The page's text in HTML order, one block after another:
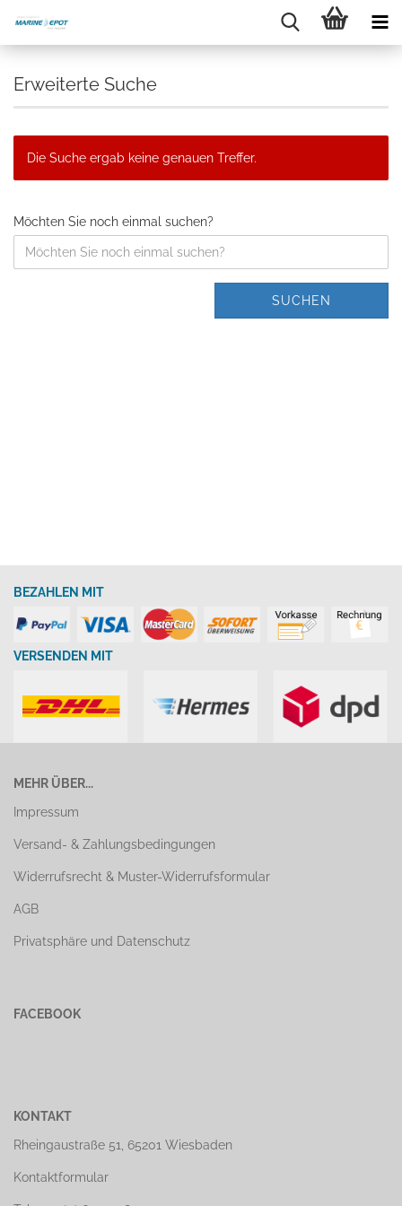
Erweiterte Suche
Die Suche ergab keine genauen Treffer.
Möchten Sie noch einmal suchen?
SUCHEN
BEZAHLEN MIT
VERSENDEN MIT
MEHR ÜBER...
Impressum
Versand- & Zahlungsbedingungen
Widerrufsrecht & Muster-Widerrufsformular
AGB
Privatsphäre und Datenschutz
FACEBOOK
KONTAKT
Rheingaustraße 51, 65201 Wiesbaden
Kontaktformular